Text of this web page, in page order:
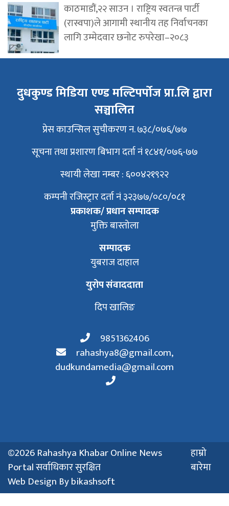
काठमाडौं,२२ साउन । राष्ट्रिय स्वतन्त्र पार्टी
(रास्वपा)ले आगामी स्थानीय तह निर्वाचनका
लागि उम्मेदवार छनोट रुपरेखा–२०८३
दुधकुण्ड मिडिया एण्ड मल्टिपर्पोज प्रा.लि द्वारा
सञ्चालित
प्रेस काउन्सिल सुचीकरण न. ७३८/०७६/७७
सूचना तथा प्रशारण बिभाग दर्ता नं १८४१/०७६-७७
स्थायी लेखा नम्बर : ६००४२१९२२
कम्पनी रजिस्ट्रार दर्ता नं ३२३७७/०८०/०८१
प्रकाशक/ प्रधान सम्पादक
मुक्ति बास्तोला
सम्पादक
युबराज दाहाल
युरोप संवाददाता
दिप खालिङ
9851362406
rahashya8@gmail.com,
dudkundamedia@gmail.com
©2026 Rahashya Khabar Online News
Portal सर्वाधिकार सुरक्षित
हाम्रो
बारेमा
Web Design Bybikashsoft